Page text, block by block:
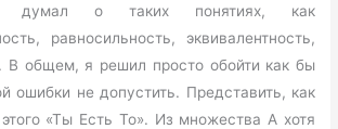
думал о таких понятиях, как
равносильность, эквивалентность,
В общем, я решил просто обойти как бы
ошибки не допустить. Представить, как
«Ты Есть То». Из множества А хотя